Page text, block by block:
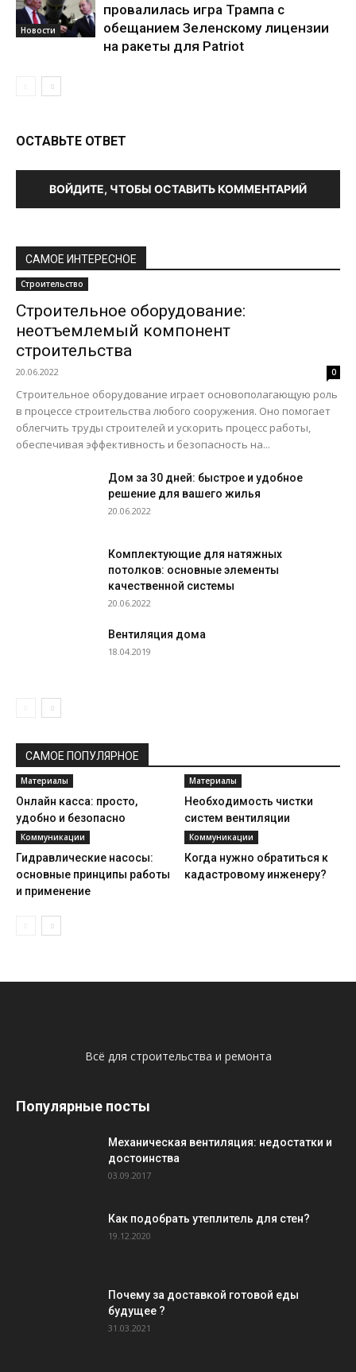
Новости
провалилась игра Трампа с
обещанием Зеленскому лицензии
на ракеты для Patriot
ОСТАВЬТЕ ОТВЕТ
ВОЙДИТЕ, ЧТОБЫ ОСТАВИТЬ КОММЕНТАРИЙ
САМОЕ ИНТЕРЕСНОЕ
Строительство
Строительное оборудование:
неотъемлемый компонент
строительства
20.06.2022 0
Строительное оборудование играет основополагающую роль
в процессе строительства любого сооружения. Оно помогает
облегчить труды строителей и ускорить процесс работы,
обеспечивая эффективность и безопасность на...
Дом за 30 дней: быстрое и удобное
решение для вашего жилья
20.06.2022
Комплектующие для натяжных
потолков: основные элементы
качественной системы
20.06.2022
Вентиляция дома
18.04.2019
САМОЕ ПОПУЛЯРНОЕ
Материалы
Онлайн касса: просто,
удобно и безопасно
Материалы
Необходимость чистки
систем вентиляции
Коммуникации
Гидравлические насосы:
основные принципы работы
и применение
Коммуникации
Когда нужно обратиться к
кадастровому инженеру?
Всё для строительства и ремонта
Популярные посты
Механическая вентиляция: недостатки и
достоинства
03.09.2017
Как подобрать утеплитель для стен?
19.12.2020
Почему за доставкой готовой еды
будущее ?
31.03.2021